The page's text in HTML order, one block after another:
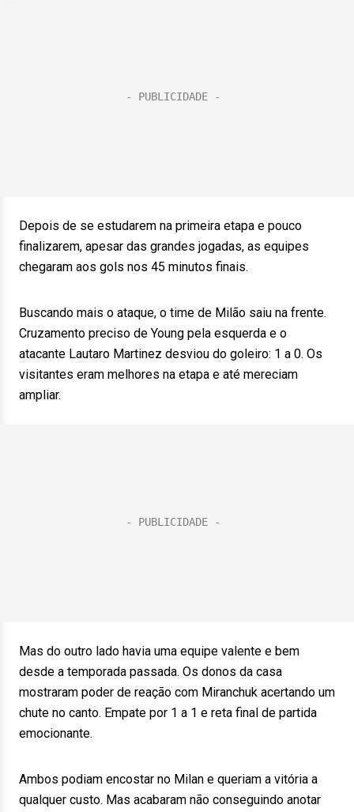
Depois de se estudarem na primeira etapa e pouco
finalizarem, apesar das grandes jogadas, as equipes
chegaram aos gols nos 45 minutos finais.
Buscando mais o ataque, o time de Milão saiu na frente.
Cruzamento preciso de Young pela esquerda e o
atacante Lautaro Martinez desviou do goleiro: 1 a 0. Os
visitantes eram melhores na etapa e até mereciam
ampliar.
Mas do outro lado havia uma equipe valente e bem
desde a temporada passada. Os donos da casa
mostraram poder de reação com Miranchuk acertando um
chute no canto. Empate por 1 a 1 e reta final de partida
emocionante.
Ambos podiam encostar no Milan e queriam a vitória a
qualquer custo. Mas acabaram não conseguindo anotar